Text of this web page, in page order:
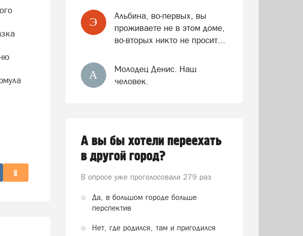
Э
Альбина, во-первых, вы
проживаете не в этом доме,
во-вторых никто не просит...
А
Молодец Денис. Наш
человек.
А вы бы хотели переехать
в другой город?
В опросе уже проголосовали 279 раз
Да, в большом городе больше
перспектив
Нет, где родился, там и пригодился